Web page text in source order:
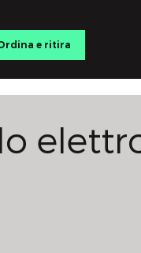
e ritira